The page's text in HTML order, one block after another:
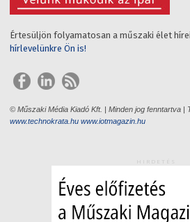
Értesüljön folyamatosan a műszaki élet
hírlevelünkre Ön is!
© Műszaki Média Kiadó Kft. | Minden jog fenntartva |
www.technokrata.hu www.iotmagazin.hu
HIRDETÉS